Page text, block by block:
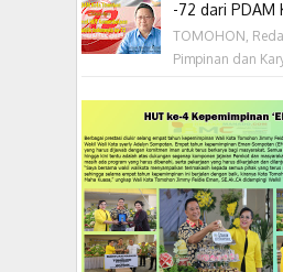
-72 dari
TOMOHON,
Pimpinan dan